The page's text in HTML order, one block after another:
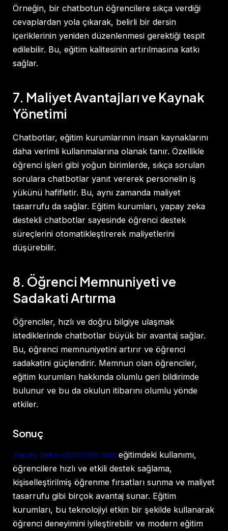
Örneğin, bir chatbotun öğrencilere sıkça verdiği
cevaplardan yola çıkarak, belirli bir dersin
içeriklerinin yeniden düzenlenmesi gerektiği tespit
edilebilir. Bu, eğitim kalitesinin artırılmasına katkı
sağlar.
7. Maliyet Avantajları ve Kaynak
Yönetimi
Chatbotlar, eğitim kurumlarının insan kaynaklarını
daha verimli kullanmalarına olanak tanır. Özellikle
öğrenci işleri gibi yoğun birimlerde, sıkça sorulan
sorulara chatbotlar yanıt vererek personelin iş
yükünü hafifletir. Bu, aynı zamanda maliyet
tasarrufu da sağlar. Eğitim kurumları, yapay zeka
destekli chatbotlar sayesinde öğrenci destek
süreçlerini otomatikleştirerek maliyetlerini
düşürebilir.
8. Öğrenci Memnuniyeti ve
Sadakati Artırma
Öğrenciler, hızlı ve doğru bilgiye ulaşmak
istediklerinde chatbotlar büyük bir avantaj sağlar.
Bu, öğrenci memnuniyetini artırır ve öğrenci
sadakatini güçlendirir. Memnun olan öğrenciler,
eğitim kurumları hakkında olumlu geri bildirimde
bulunur ve bu da okulun itibarını olumlu yönde
etkiler.
Sonuç
Yapay zeka chatbotlarının eğitimdeki kullanımı,
öğrencilere hızlı ve etkili destek sağlama,
kişiselleştirilmiş öğrenme fırsatları sunma ve maliyet
tasarrufu gibi birçok avantaj sunar. Eğitim
kurumları, bu teknolojiyi etkin bir şekilde kullanarak
öğrenci deneyimini iyileştirebilir ve modern eğitim